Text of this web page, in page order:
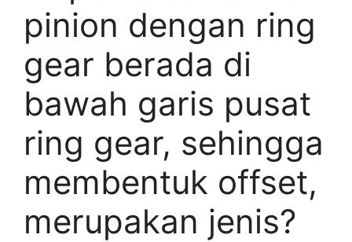
pinion dengan ring
gear berada di
bawah garis pusat
ring gear, sehingga
membentuk offset,
merupakan jenis?